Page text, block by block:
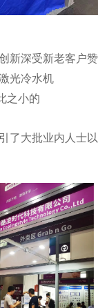
新深受新老客户赞
光冷水机
之小的
了大批业内人士以